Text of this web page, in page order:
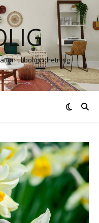
til boligindretning